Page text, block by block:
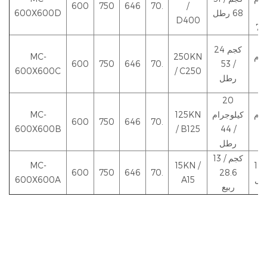
600X600D
600 750 646 70.
/
D400
68 رطل
MC-
600X600C
600 750 646 70.
250KN
/ C250
24 كجم
/ 53
رطل
MC-
600X600B
600 750 646 70.
125KN
/ B125
20
كيلوجرام
/ 44
رطل
MC-
600X600A
600 750 646 70.
15KN /
A15
13 كجم /
28.6
ربيع
19 كجم /